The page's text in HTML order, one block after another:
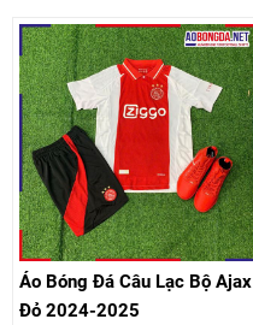
Áo Bóng Đá Câu Lạc Bộ Ajax
Đỏ 2024-2025